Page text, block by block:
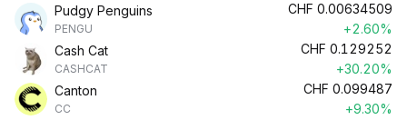
Pudgy Penguins
PENGU
CHF 0.00634509
+2.60%
Cash Cat
CASHCAT
CHF 0.129252
+30.20%
Canton
CC
CHF 0.099487
+9.30%